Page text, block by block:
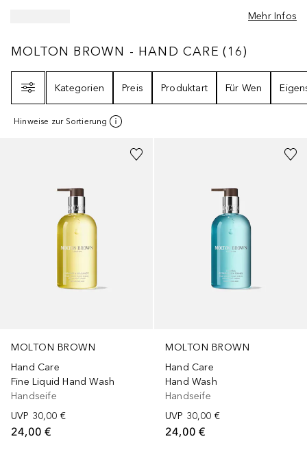
Mehr Infos
MOLTON BROWN - HAND CARE 16
MOLTON BROWN - HAND CARE (16)
Kategorien
Preis Produktart Für Wen
Hinweise zur Sortierung
MOLTON BROWN
Hand Care
Fine Liquid Hand Wash
Handseife
UVP 30,00 €
24,00 €
Größe
MOLTON BROWN
Hand Care
Hand Wash
Handseife
UVP 30,00 €
24,00 €